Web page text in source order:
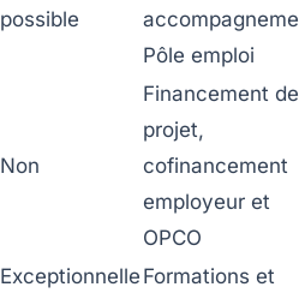
possible
Pôle emploi
Non
Financement de
projet,
cofinancement
employeur et
OPCO
Exceptionnelle Formations et